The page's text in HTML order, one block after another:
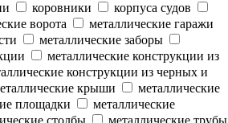
коровники
корпуса судов
ворота
металлические гаражи
металлические заборы
металлические конструкции из
конструкции из черных и
крыши
металлические
площадки
металлические
столбы металлические трубы